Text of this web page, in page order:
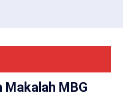
Makalah MBG